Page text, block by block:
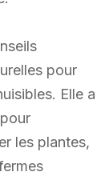
pour
Elle a
les plantes,